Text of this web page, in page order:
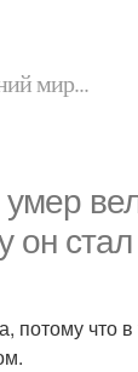
мир...
он
потому что